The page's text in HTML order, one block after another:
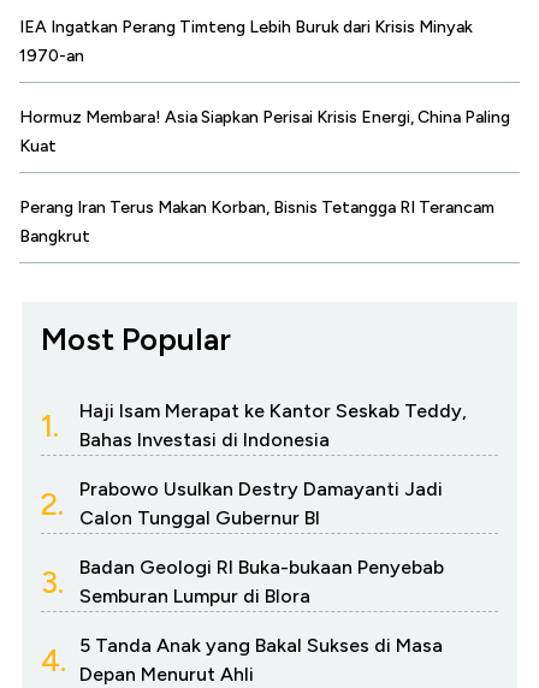
IEA Ingatkan Perang Timteng Lebih Buruk dari Krisis Minyak
1970-an
Hormuz Membara! Asia Siapkan Perisai Krisis Energi, China Paling
Kuat
Perang Iran Terus Makan Korban, Bisnis Tetangga RI Terancam
Bangkrut
Most Popular
1.
Haji Isam Merapat ke Kantor Seskab Teddy,
Bahas Investasi di Indonesia
2.
Prabowo Usulkan Destry Damayanti Jadi
Calon Tunggal Gubernur BI
3.
Badan Geologi RI Buka-bukaan Penyebab
Semburan Lumpur di Blora
4.
5 Tanda Anak yang Bakal Sukses di Masa
Depan Menurut Ahli